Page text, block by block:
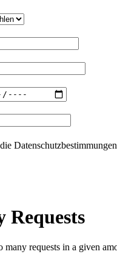
Datenschutzbestimmungen